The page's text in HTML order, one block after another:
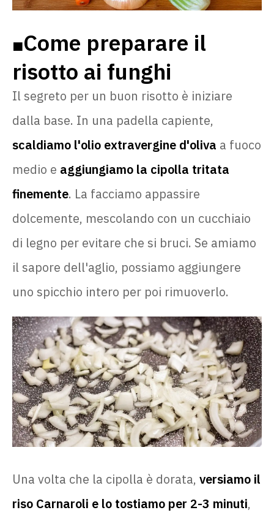
🟧Come preparare il
risotto ai funghi
Il segreto per un buon risotto è iniziare
dalla base. In una padella capiente,
scaldiamo l'olio extravergine d'oliva a fuoco
medio e aggiungiamo la cipolla tritata
finemente. La facciamo appassire
dolcemente, mescolando con un cucchiaio
di legno per evitare che si bruci. Se amiamo
il sapore dell'aglio, possiamo aggiungere
uno spicchio intero per poi rimuoverlo.
Una volta che la cipolla è dorata, versiamo il
riso Carnaroli e lo tostiamo per 2-3 minuti,